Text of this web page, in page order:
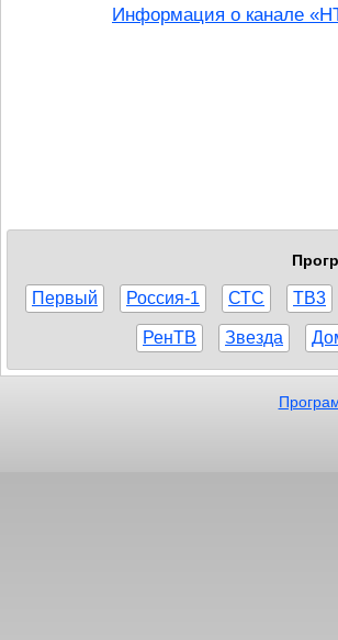
Информация о канале
Первый Россия-1 СТС ТВ3
РенТВ Звезда